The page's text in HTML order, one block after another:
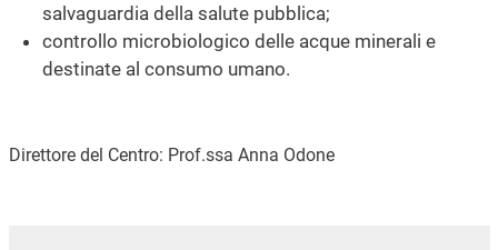
salvaguardia della salute pubblica;
controllo microbiologico delle acque minerali e
destinate al consumo umano.
Direttore del Centro: Prof.ssa Anna Odone